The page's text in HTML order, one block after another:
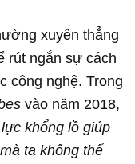
xuyên thẳng
rút ngắn sự cách
công nghệ. Trong
vào năm 2018,
khổng lồ giúp
ta không thể